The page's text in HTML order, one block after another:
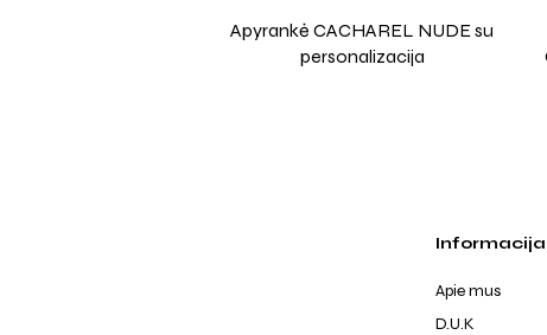
Apyrankė CACHAREL NUDE su
personalizacija
Informacija
Apie mus
D.U.K